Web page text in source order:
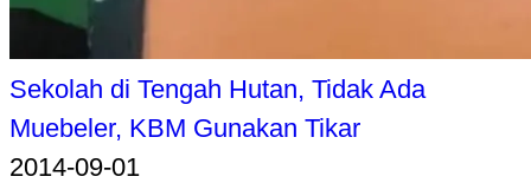
Sekolah di Tengah Hutan, Tidak Ada
Muebeler, KBM Gunakan Tikar
2014-09-01